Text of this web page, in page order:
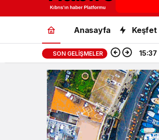
Anasayfa Keşfet
SON GELIŞMELER 15:37